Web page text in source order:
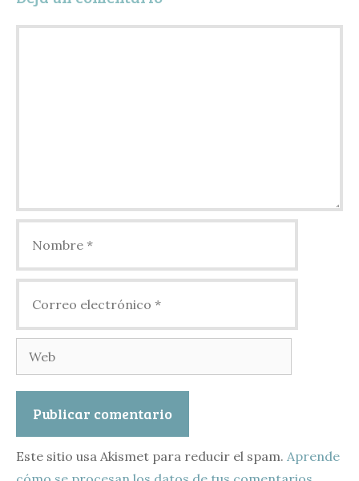
electrónico
Web
Este sitio usa Akismet para reducir el spam. Aprende